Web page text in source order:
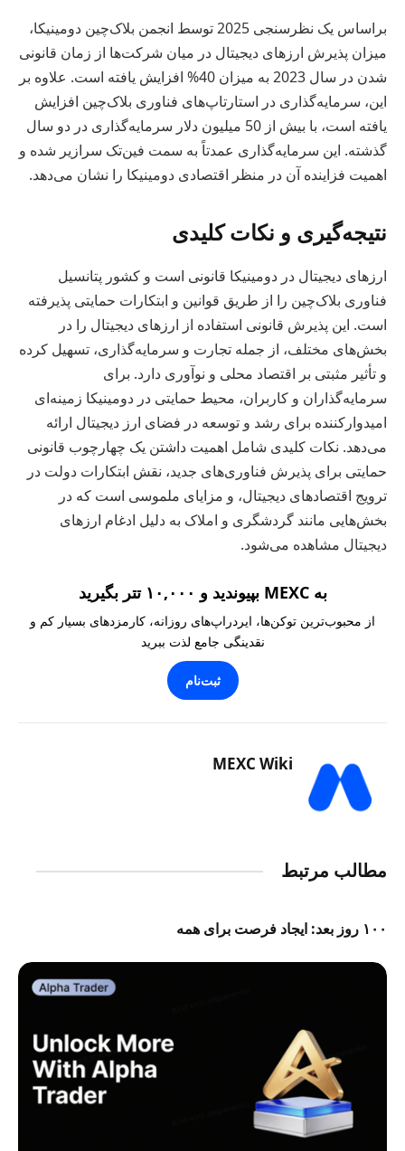
براساس یک نظرسنجی 2025 توسط انجمن بلاک‌چین دومینیکا،
میزان پذیرش ارزهای دیجیتال در میان شرکت‌ها از زمان قانونی
شدن در سال 2023 به میزان 40% افزایش یافته است. علاوه بر
این، سرمایه‌گذاری در استارتاپ‌های فناوری بلاک‌چین افزایش
یافته است، با بیش از 50 میلیون دلار سرمایه‌گذاری در دو سال
گذشته. این سرمایه‌گذاری عمدتاً به سمت فین‌تک سرازیر شده و
اهمیت فزاینده آن در منظر اقتصادی دومینیکا را نشان می‌دهد.
نتیجه‌گیری و نکات کلیدی
ارزهای دیجیتال در دومینیکا قانونی است و کشور پتانسیل
فناوری بلاک‌چین را از طریق قوانین و ابتکارات حمایتی پذیرفته
است. این پذیرش قانونی استفاده از ارزهای دیجیتال را در
بخش‌های مختلف، از جمله تجارت و سرمایه‌گذاری، تسهیل کرده
و تأثیر مثبتی بر اقتصاد محلی و نوآوری دارد. برای
سرمایه‌گذاران و کاربران، محیط حمایتی در دومینیکا زمینه‌ای
امیدوارکننده برای رشد و توسعه در فضای ارز دیجیتال ارائه
می‌دهد. نکات کلیدی شامل اهمیت داشتن یک چهارچوب قانونی
حمایتی برای پذیرش فناوری‌های جدید، نقش ابتکارات دولت در
ترویج اقتصادهای دیجیتال، و مزایای ملموسی است که در
بخش‌هایی مانند گردشگری و املاک به دلیل ادغام ارزهای
دیجیتال مشاهده می‌شود.
به MEXC بپیوندید و ۱۰,۰۰۰ تتر بگیرید
از محبوب‌ترین توکن‌ها، ایردراپ‌های روزانه، کارمزدهای بسیار کم و
نقدینگی جامع لذت ببرید
ثبت‌نام
MEXC Wiki
مطالب مرتبط
۱۰۰ روز بعد: ایجاد فرصت برای همه